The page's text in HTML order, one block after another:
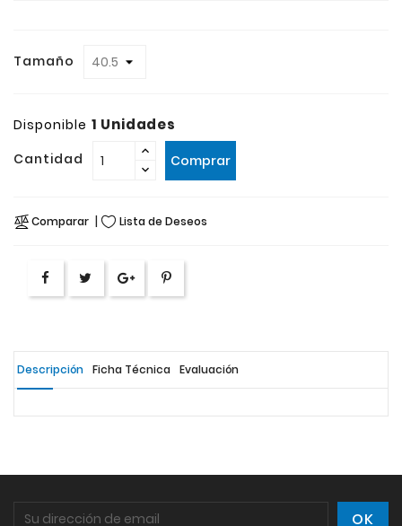
Tamaño
Disponible 1 Unidades
Cantidad Comprar
Comparar Lista de Deseos
Descripción Ficha Técnica Evaluación